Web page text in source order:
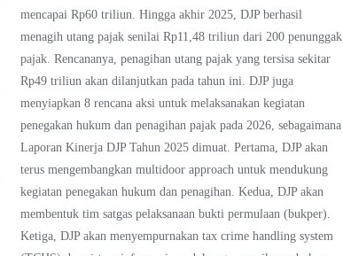
mencapai Rp60 triliun. Hingga akhir 2025, DJP berhasil
menagih utang pajak senilai Rp11,48 triliun dari 200 penunggak
pajak. Rencananya, penagihan utang pajak yang tersisa sekitar
Rp49 triliun akan dilanjutkan pada tahun ini. DJP juga
menyiapkan 8 rencana aksi untuk melaksanakan kegiatan
penegakan hukum dan penagihan pajak pada 2026, sebagaimana
Laporan Kinerja DJP Tahun 2025 dimuat. Pertama, DJP akan
terus mengembangkan multidoor approach untuk mendukung
kegiatan penegakan hukum dan penagihan. Kedua, DJP akan
membentuk tim satgas pelaksanaan bukti permulaan (bukper).
Ketiga, DJP akan menyempurnakan tax crime handling system